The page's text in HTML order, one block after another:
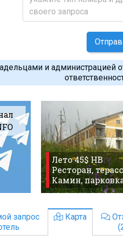
и администрацией
Лето 45$ HB
Ресторан,
Камин,
запрос
Карта